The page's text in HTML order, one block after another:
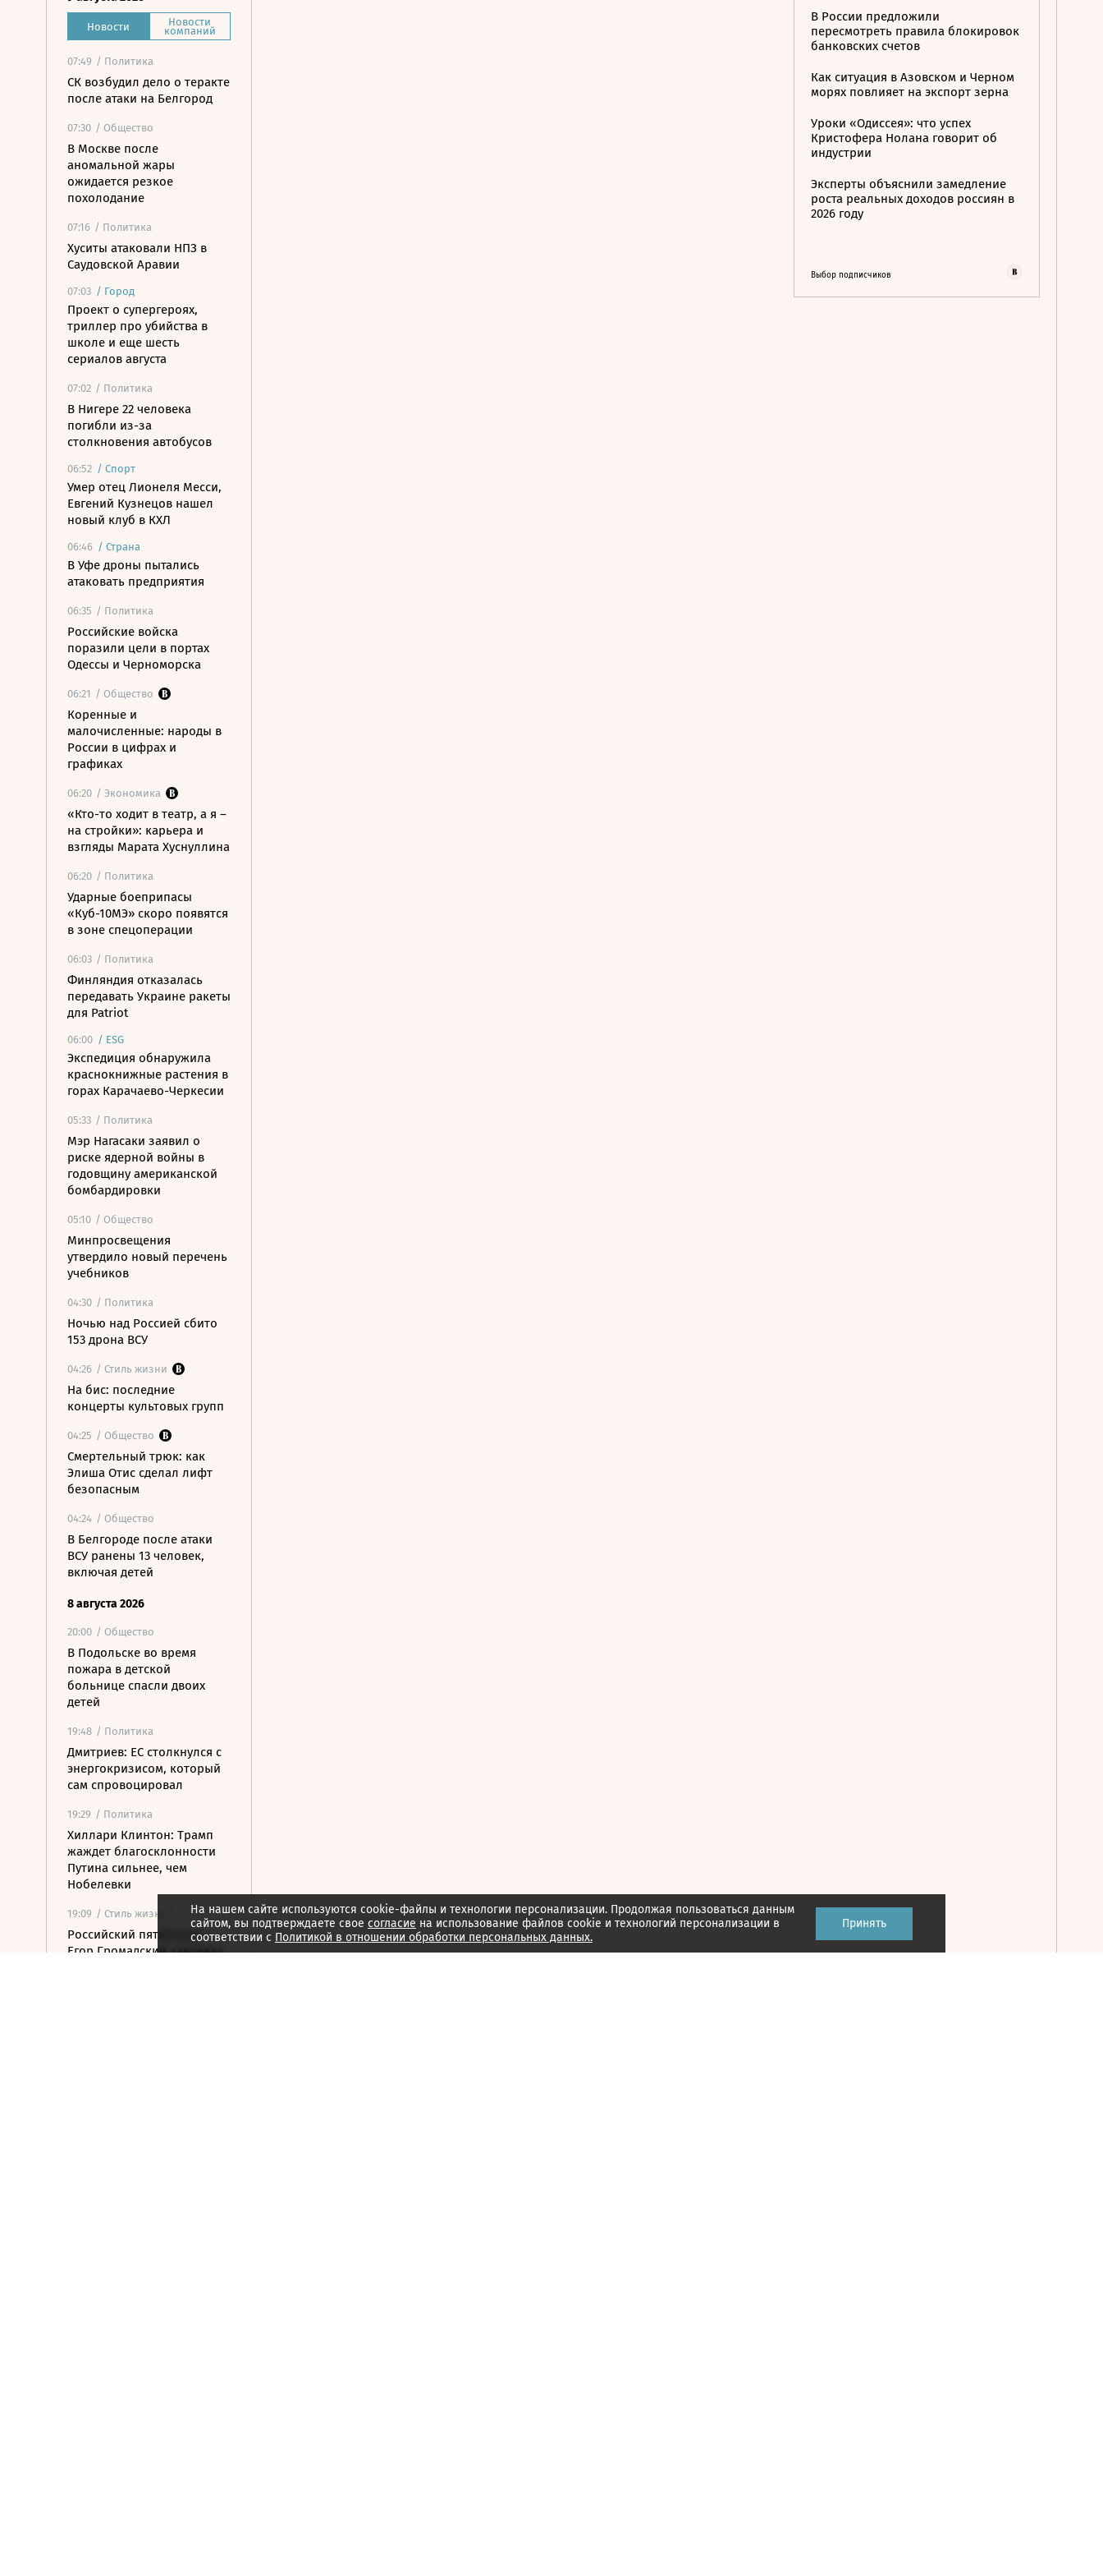
Новости Новости
компаний
07:49 / Политика
СК возбудил дело о теракте
после атаки на Белгород
07:30 / Общество
В Москве после
аномальной жары
ожидается резкое
похолодание
07:16 / Политика
Хуситы атаковали НПЗ в
Саудовской Аравии
07:03 / Город
Проект о супергероях,
триллер про убийства в
школе и еще шесть
сериалов августа
07:02 / Политика
В Нигере 22 человека
погибли из-за
столкновения автобусов
06:52 / Спорт
Умер отец Лионеля Месси,
Евгений Кузнецов нашел
новый клуб в КХЛ
06:46 / Страна
В Уфе дроны пытались
атаковать предприятия
06:35 / Политика
Российские войска
поразили цели в портах
Одессы и Черноморска
06:21 / Общество
Коренные и
малочисленные: народы в
России в цифрах и
графиках
06:20 / Экономика
«Кто-то ходит в театр, а я –
на стройки»: карьера и
взгляды Марата Хуснуллина
06:20 / Политика
Ударные боеприпасы
«Куб-10МЭ» скоро появятся
в зоне спецоперации
06:03 / Политика
Финляндия отказалась
передавать Украине ракеты
для Patriot
06:00 / ESG
Экспедиция обнаружила
краснокнижные растения в
горах Карачаево-Черкесии
05:33 / Политика
Мэр Нагасаки заявил о
риске ядерной войны в
годовщину американской
бомбардировки
05:10 / Общество
Минпросвещения
утвердило новый перечень
учебников
04:30 / Политика
Ночью над Россией сбито
153 дрона ВСУ
04:26 / Стиль жизни
На бис: последние
концерты культовых групп
04:25 / Общество
Смертельный трюк: как
Элиша Отис сделал лифт
безопасным
04:24 / Общество
В Белгороде после атаки
ВСУ ранены 13 человек,
включая детей
8 августа 2026
20:00 / Общество
В Подольске во время
пожара в детской
больнице спасли двоих
детей
19:48 / Политика
Дмитриев: ЕС столкнулся с
энергокризисом, который
сам спровоцировал
19:29 / Политика
Хиллари Клинтон: Трамп
жаждет благосклонности
Путина сильнее, чем
Нобелевки
19:09 / Стиль жизни
Российский пятиборец
Егор Громадский завоевал
В России предложили
пересмотреть правила блокировок
банковских счетов
Как ситуация в Азовском и Черном
морях повлияет на экспорт зерна
Уроки «Одиссея»: что успех
Кристофера Нолана говорит об
индустрии
Эксперты объяснили замедление
роста реальных доходов россиян в
2026 году
Выбор подписчиков
На нашем сайте используются cookie-файлы и технологии персонализации. Продолжая пользоваться данным
сайтом, вы подтверждаете свое согласие на использование файлов cookie и технологий персонализации в
соответствии с Политикой в отношении обработки персональных данных.
Принять